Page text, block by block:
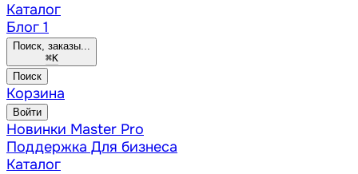
Каталог
Блог 1
Поиск, заказы...
⌘K
Поиск
Корзина
Войти
Новинки Master Pro
Поддержка Для бизнеса
Каталог